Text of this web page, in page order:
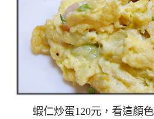
蝦仁炒蛋120元，看這顏色